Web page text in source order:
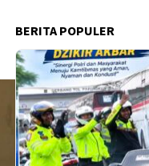
BERITA POPULER